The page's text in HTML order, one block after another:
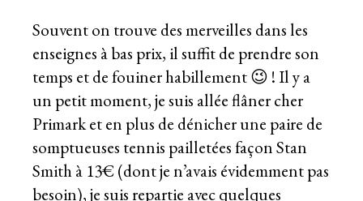
Souvent on trouve des merveilles dans les
enseignes à bas prix, il suffit de prendre son
temps et de fouiner habillement 😉 ! Il y a
un petit moment, je suis allée flâner cher
Primark et en plus de dénicher une paire de
somptueuses tennis pailletées façon Stan
Smith à 13€ (dont je n’avais évidemment pas
besoin), je suis repartie avec quelques